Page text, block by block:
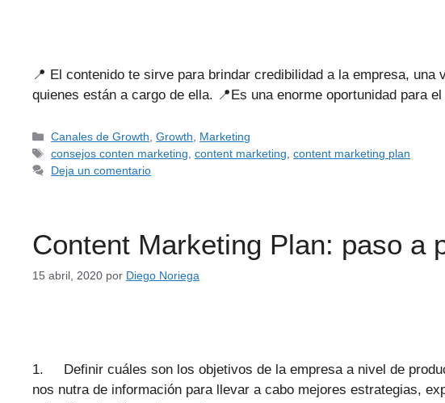
📍 El contenido te sirve para brindar credibilidad a la empresa,
quienes están a cargo de ella. 📍Es una enorme oportunidad para
Canales de Growth,Growth, Marketing
consejos conten marketing,content marketing,content marketing plan
Deja un comentario
Content Marketing Plan: paso a
15 abril, 2020 por Diego Noriega
1. Definir cuáles son los objetivos de la empresa a nivel de
nos nutra de información para llevar a cabo mejores estrategias,